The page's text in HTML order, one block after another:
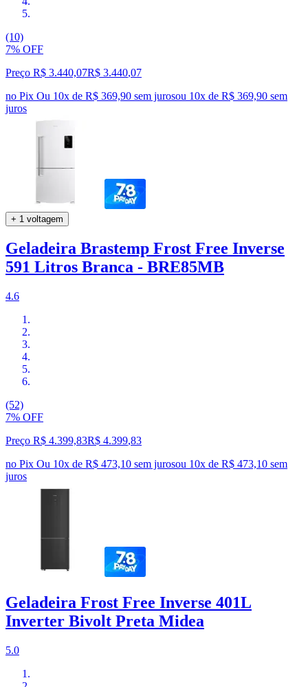
(10)
7% OFF
Preço R$ 3.440,07R$ 3.440,07
no Pix Ou 10x de R$ 369,90 sem jurosou 10x de R$ 369,90 sem
juros
+ 1 voltagem
Geladeira Brastemp Frost Free Inverse
591 Litros Branca - BRE85MB
4.6
(52)
7% OFF
Preço R$ 4.399,83R$ 4.399,83
no Pix Ou 10x de R$ 473,10 sem jurosou 10x de R$ 473,10 sem
juros
Geladeira Frost Free Inverse 401L
Inverter Bivolt Preta Midea
5.0